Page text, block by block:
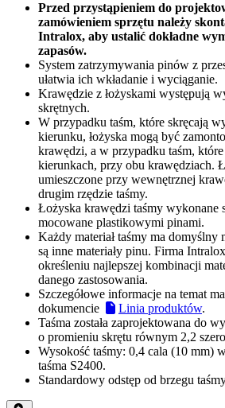
Przed przystąpieniem do
zamówieniem sprzętu należy
Intralox, aby ustalić dokładne
zapasów.
System zatrzymywania pinów z
ułatwia ich wkładanie i wyciąganie.
Krawędzie z łożyskami występują
skrętnych.
W przypadku taśm, które skręcają
kierunku, łożyska mogą być
krawędzi, a w przypadku taśm,
kierunkach, przy obu krawędziach.
umieszczone przy wewnętrznej
drugim rzędzie taśmy.
Łożyska krawędzi taśmy wykonane
mocowane plastikowymi pinami.
Każdy materiał taśmy ma domyślny
są inne materiały pinu. Firma
określeniu najlepszej kombinacji
danego zastosowania.
Szczegółowe informacje na temat
dokumencie
Linia produktów.
Taśma została zaprojektowana do
o promieniu skrętu równym 2,2
Wysokość taśmy: 0,4 cala (10 mm)
taśma S2400.
Standardowy odstęp od brzegu